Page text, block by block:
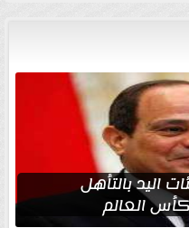
اليد بالتأهل
العالم